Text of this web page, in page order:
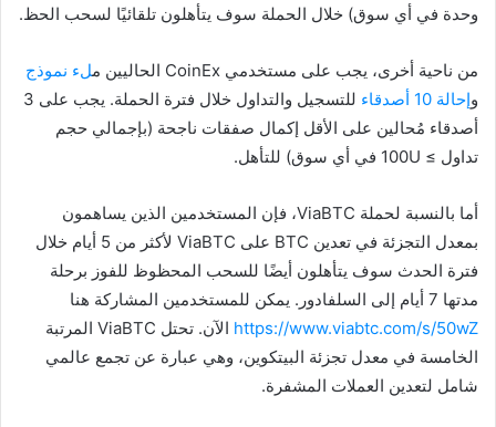
وحدة في أي سوق) خلال الحملة سوف يتأهلون تلقائيًا لسحب الحظ.
من ناحية أخرى، يجب على مستخدمي CoinEx الحاليين م
لء نموذج
وإحالة 10 أصدقاء
للتسجيل والتداول خلال فترة الحملة. يجب على 3
أصدقاء مُحالين على الأقل إكمال صفقات ناجحة (بإجمالي حجم
تداول ≥ 100U في أي سوق) للتأهل.
أما بالنسبة لحملة ViaBTC، فإن المستخدمين الذين يساهمون
بمعدل التجزئة في تعدين BTC على ViaBTC لأكثر من 5 أيام خلال
فترة الحدث سوف يتأهلون أيضًا للسحب المحظوظ للفوز برحلة
مدتها 7 أيام إلى السلفادور. يمكن للمستخدمين المشاركة هنا
https://www.viabtc.com/s/50wZ
الآن. تحتل ViaBTC المرتبة
الخامسة في معدل تجزئة البيتكوين، وهي عبارة عن تجمع عالمي
شامل لتعدين العملات المشفرة.